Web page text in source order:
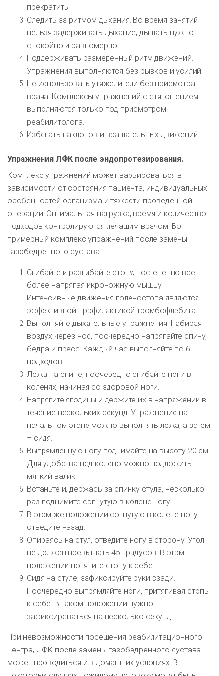
прекратить.
Следить за ритмом дыхания. Во время занятий
нельзя задерживать дыхание, дышать нужно
спокойно и равномерно.
Поддерживать размеренный ритм движений.
Упражнения выполняются без рывков и усилий.
Не использовать утяжелители без присмотра
врача. Комплексы упражнений с отягощением
выполняются только под присмотром
реабилитолога.
Избегать наклонов и вращательных движений.
Упражнения ЛФК после эндопротезирования.
Комплекс упражнений может варьироваться в
зависимости от состояния пациента, индивидуальных
особенностей организма и тяжести проведенной
операции. Оптимальная нагрузка, время и количество
подходов контролируются лечащим врачом. Вот
примерный комплекс упражнений после замены
тазобедренного сустава:
Сгибайте и разгибайте стопу, постепенно все
более напрягая икроножную мышцу.
Интенсивные движения голеностопа являются
эффективной профилактикой тромбофлебита.
Выполняйте дыхательные упражнения. Набирая
воздух через нос, поочередно напрягайте спину,
бедра и пресс. Каждый час выполняйте по 6
подходов.
Лежа на спине, поочередно сгибайте ноги в
коленях, начиная со здоровой ноги.
Напрягите ягодицы и держите их в напряжении в
течение нескольких секунд. Упражнение на
начальном этапе можно выполнять лежа, а затем
– сидя.
Выпрямленную ногу поднимайте на высоту 20 см.
Для удобства под колено можно подложить
мягкий валик.
Встаньте и, держась за спинку стула, несколько
раз поднимите согнутую в колене ногу.
В этом же положении согнутую в колене ногу
отведите назад.
Опираясь на стул, отведите ногу в сторону. Угол
не должен превышать 45 градусов. В этом
положении потяните стопу к себе.
Сидя на стуле, зафиксируйте руки сзади.
Поочередно выпрямляйте ноги, притягивая стопы
к себе. В таком положении нужно
зафиксироваться на несколько секунд.
При невозможности посещения реабилитационного
центра, ЛФК после замены тазобедренного сустава
может проводиться и в домашних условиях. В